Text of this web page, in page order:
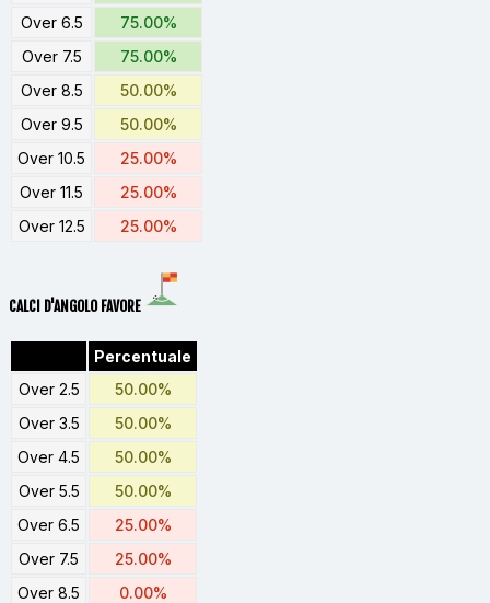
Over 6.5
75.00%
Over 7.5
75.00%
Over 8.5
50.00%
Over 9.5
50.00%
Over 10.5
25.00%
Over 11.5
25.00%
Over 12.5
25.00%
CALCI D'ANGOLO FAVORE
Percentuale
Over 2.5
50.00%
Over 3.5
50.00%
Over 4.5
50.00%
Over 5.5
50.00%
Over 6.5
25.00%
Over 7.5
25.00%
Over 8.5
0.00%